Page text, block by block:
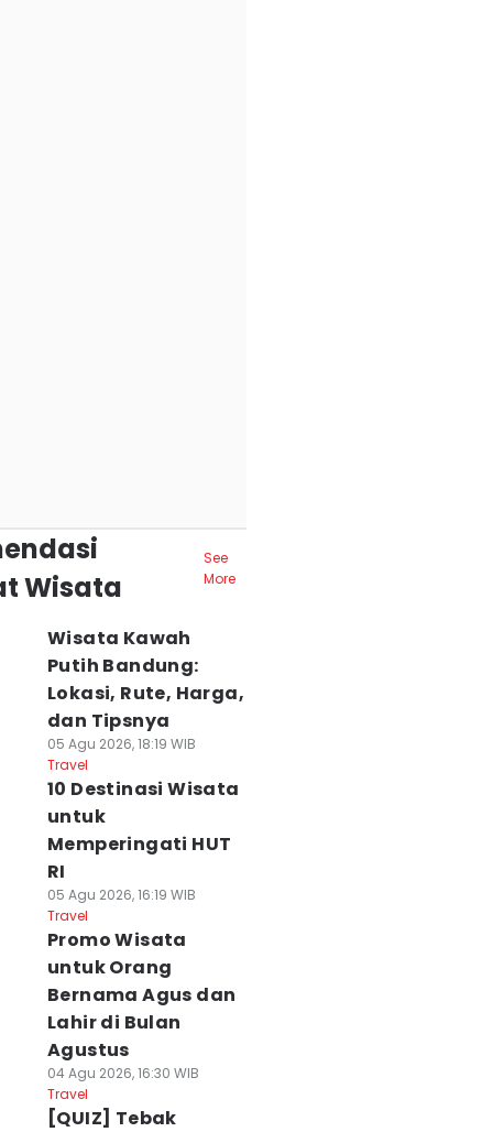
Wisata
See
More
Wisata Kawah
Putih Bandung:
Lokasi, Rute, Harga,
dan Tipsnya
05 Agu 2026, 18:19 WIB
Travel
10 Destinasi Wisata
untuk
Memperingati HUT
RI
05 Agu 2026, 16:19 WIB
Travel
Promo Wisata
untuk Orang
Bernama Agus dan
Lahir di Bulan
Agustus
04 Agu 2026, 16:30 WIB
Travel
[QUIZ] Tebak